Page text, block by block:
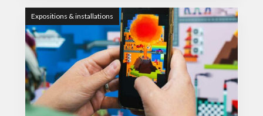
Expositions & installations